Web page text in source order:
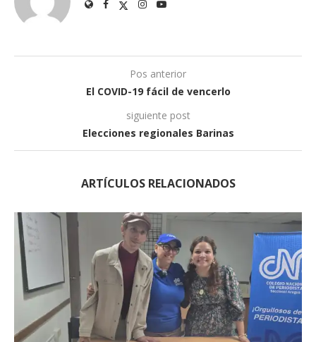
Pos anterior
El COVID-19 fácil de vencerlo
siguiente post
Elecciones regionales Barinas
ARTÍCULOS RELACIONADOS